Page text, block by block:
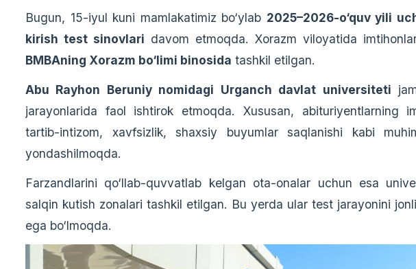
Bugun, 15-iyul kuni mamlakatimiz bo‘ylab 2025–2026-o‘quv yili
kirish test sinovlari davom etmoqda. Xorazm viloyatida
BMBAning Xorazm bo‘limi binosida tashkil etilgan.
Abu Rayhon Beruniy nomidagi Urganch davlat universiteti
jarayonlarida faol ishtirok etmoqda. Xususan, abituriyentlarning
tartib-intizom, xavfsizlik, shaxsiy buyumlar saqlanishi kabi
yondashilmoqda.
Farzandlarini qo‘llab-quvvatlab kelgan ota-onalar uchun esa
salqin kutish zonalari tashkil etilgan. Bu yerda ular test jarayonini
ega bo‘lmoqda.